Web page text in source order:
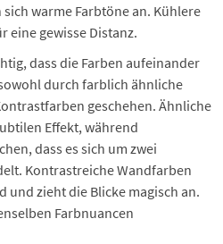
warme Farbtöne an. Kühlere
eine gewisse Distanz.
dass die Farben aufeinander
durch farblich ähnliche
geschehen. Ähnliche
Effekt, während
dass es sich um zwei
Kontrastreiche Wandfarben
und zieht die Blicke magisch an.
Farbnuancen